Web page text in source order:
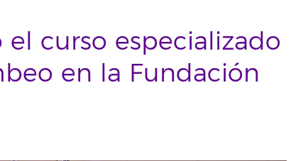
curso especializado
en la Fundación